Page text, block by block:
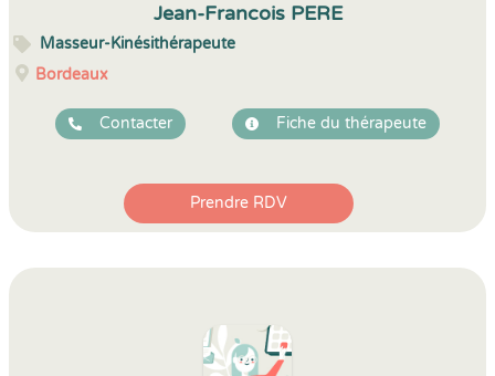
Jean-Francois PERE
Masseur-Kinésithérapeute
Bordeaux
Contacter Fiche du thérapeute
Prendre RDV